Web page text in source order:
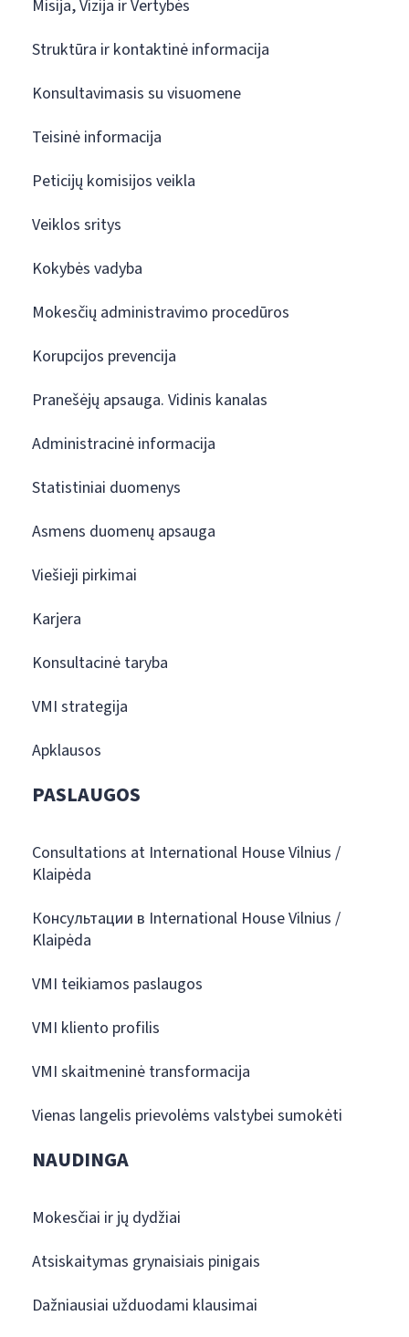
Misija, Vizija ir Vertybės
Struktūra ir kontaktinė informacija
Konsultavimasis su visuomene
Teisinė informacija
Peticijų komisijos veikla
Veiklos sritys
Kokybės vadyba
Mokesčių administravimo procedūros
Korupcijos prevencija
Pranešėjų apsauga. Vidinis kanalas
Administracinė informacija
Statistiniai duomenys
Asmens duomenų apsauga
Viešieji pirkimai
Karjera
Konsultacinė taryba
VMI strategija
Apklausos
PASLAUGOS
Consultations at International House Vilnius /
Klaipėda
Консультации в International House Vilnius /
Klaipėda
VMI teikiamos paslaugos
VMI kliento profilis
VMI skaitmeninė transformacija
Vienas langelis prievolėms valstybei sumokėti
NAUDINGA
Mokesčiai ir jų dydžiai
Atsiskaitymas grynaisiais pinigais
Dažniausiai užduodami klausimai